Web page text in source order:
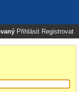
Přihlásit Registrovat